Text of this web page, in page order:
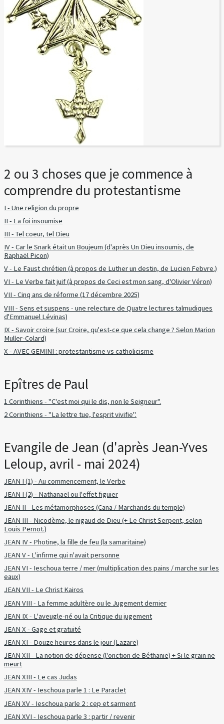
2 ou 3 choses que je commence à
comprendre du protestantisme
I - Une religion du propre
II - La foi insoumise
III - Tel coeur, tel Dieu
IV - Car le Snark était un Boujeum (d'après Un Dieu insoumis, de
Raphaël Picon)
V - Le Faust chrétien (à propos de Luther un destin, de Lucien Febvre.)
VI - Le Verbe fait juif (à propos de Ceci est mon sang, d'Olivier Véron)
VII - Cinq ans de réforme (17 décembre 2025)
VIII - Sens et suspens - une relecture de Quatre lectures talmudiques
d'Emmanuel Lévinas)
IX - Savoir croire (sur Croire, qu'est-ce que cela change ? Selon Marion
Muller-Colard)
X - AVEC GEMINI : protestantisme vs catholicisme
Epîtres de Paul
1 Corinthiens - "C'est moi qui le dis, non le Seigneur".
2 Corinthiens - "La lettre tue, l'esprit vivifie".
Evangile de Jean (d'après Jean-Yves
Leloup, avril - mai 2024)
JEAN I (1) - Au commencement, le Verbe
JEAN I (2) - Nathanaël ou l'effet figuier
JEAN II - Les métamorphoses (Cana / Marchands du temple)
JEAN III - Nicodème, le nigaud de Dieu (+ Le Christ Serpent, selon
Louis Pernot.)
JEAN IV - Photine, la fille de feu (la samaritaine)
JEAN V - L'infirme qui n'avait personne
JEAN VI - Ieschoua terre / mer (multiplication des pains / marche sur les
eaux)
JEAN VII - Le Christ Kairos
JEAN VIII - La femme adultère ou le Jugement dernier
JEAN IX - L'aveugle-né ou la Critique du jugement
JEAN X - Gage et gratuité
JEAN XI - Douze heures dans le jour (Lazare)
JEAN XII - La notion de dépense (l'onction de Béthanie) + Si le grain ne
meurt
JEAN XIII - Le cas Judas
JEAN XIV - Ieschoua parle 1 : Le Paraclet
JEAN XV - Ieschoua parle 2 : cep et sarment
JEAN XVI - Ieschoua parle 3 : partir / revenir